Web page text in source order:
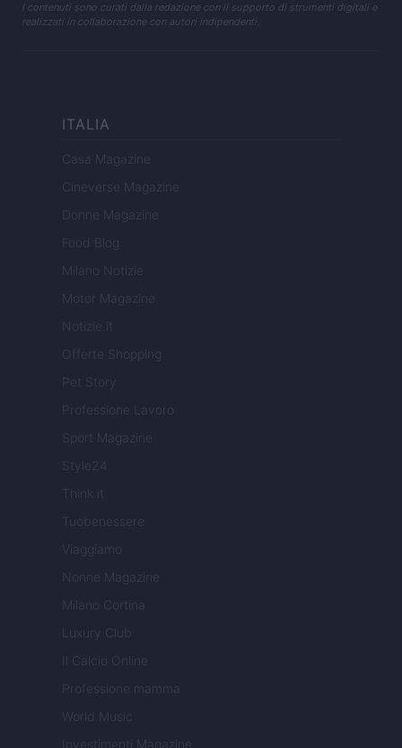
I contenuti sono curati dalla redazione con il supporto di strumenti digitali e
realizzati in collaborazione con autori indipendenti.
ITALIA
Casa Magazine
Cineverse Magazine
Donne Magazine
Food Blog
Milano Notizie
Motor Magazine
Notizie.it
Offerte Shopping
Pet Story
Professione Lavoro
Sport Magazine
Style24
Think.it
Tuobenessere
Viaggiamo
Nonne Magazine
Milano Cortina
Luxury Club
Il Calcio Online
Professione mamma
World Music
Investimenti Magazine